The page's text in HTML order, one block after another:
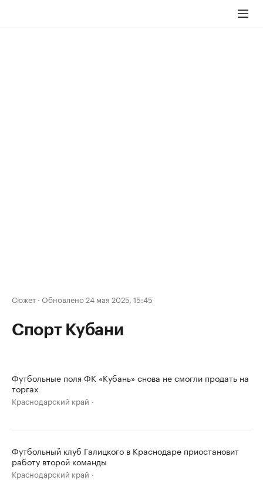
Сюжет · Обновлено 24 мая 2025, 15:45
Спорт Кубани
Футбольные поля ФК «Кубань» снова не смогли продать на
торгах
Краснодарский край
Футбольный клуб Галицкого в Краснодаре приостановит
работу второй команды
Краснодарский край